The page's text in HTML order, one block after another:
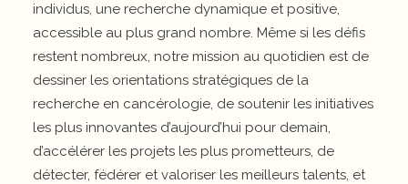
individus, une recherche dynamique et positive,
accessible au plus grand nombre. Même si les défis
restent nombreux, notre mission au quotidien est de
dessiner les orientations stratégiques de la
recherche en cancérologie, de soutenir les initiatives
les plus innovantes d’aujourd’hui pour demain,
d’accélérer les projets les plus prometteurs, de
détecter, fédérer et valoriser les meilleurs talents, et